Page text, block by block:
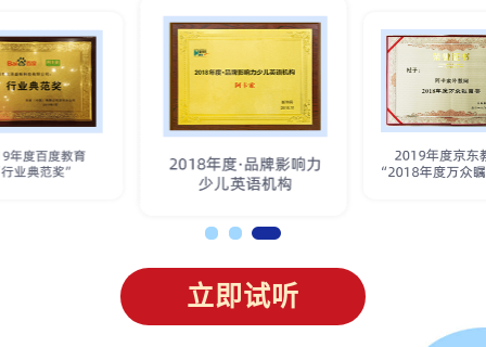
立即试听